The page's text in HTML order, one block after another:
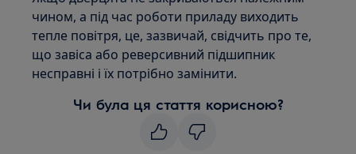
чином, а під час роботи приладу виходить
тепле повітря, це, зазвичай, свідчить про те,
що завіса або реверсивний підшипник
несправні і їх потрібно замінити.
Чи була ця стаття корисною?